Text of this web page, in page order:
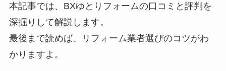
本記事では、BXゆとりフォームの口コミと評判を
深掘りして解説します。
最後まで読めば、リフォーム業者選びのコツがわ
かりますよ。